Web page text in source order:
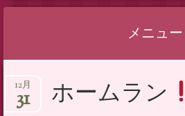
メニュー
ン
テ
ホームラン
12月
31